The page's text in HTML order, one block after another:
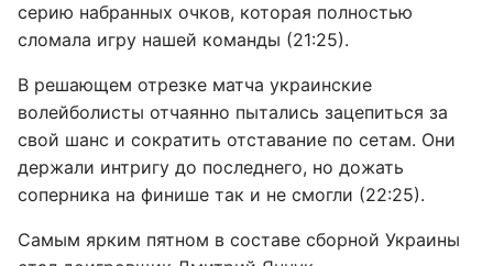
серию набранных очков, которая полностью
сломала игру нашей команды (21:25).
В решающем отрезке матча украинские
волейболисты отчаянно пытались зацепиться за
свой шанс и сократить отставание по сетам. Они
держали интригу до последнего, но дожать
соперника на финише так и не смогли (22:25).
Самым ярким пятном в составе сборной Украины